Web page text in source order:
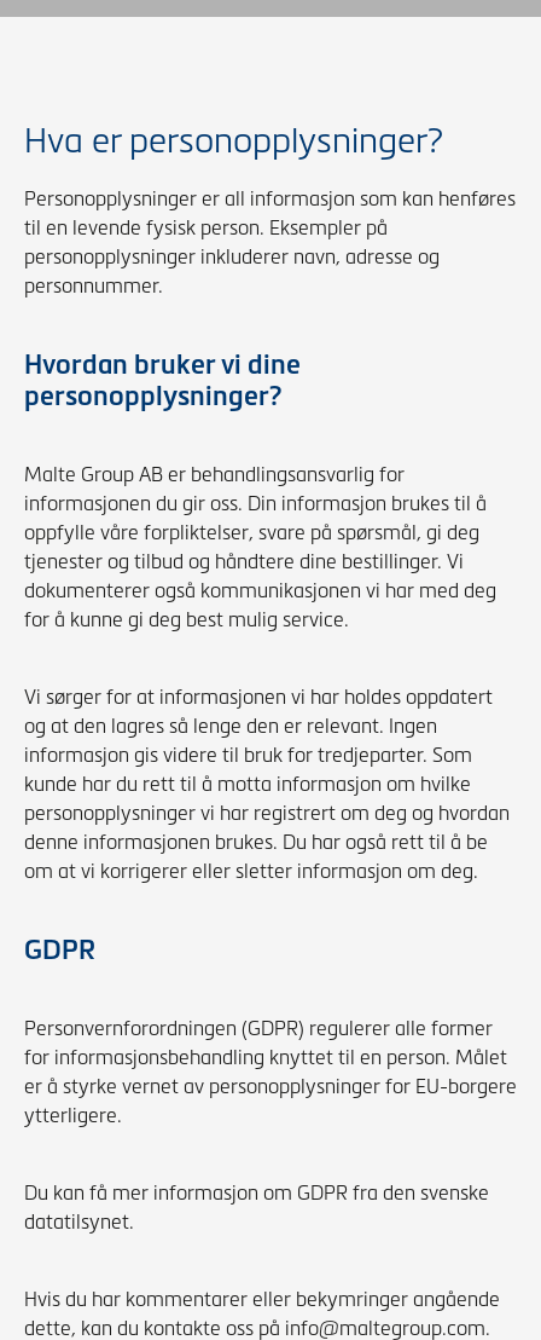
Hva er personopplysninger?
Personopplysninger er all informasjon som kan henføres
til en levende fysisk person. Eksempler på
personopplysninger inkluderer navn, adresse og
personnummer.
Hvordan bruker vi dine
personopplysninger?
Malte Group AB er behandlingsansvarlig for
informasjonen du gir oss. Din informasjon brukes til å
oppfylle våre forpliktelser, svare på spørsmål, gi deg
tjenester og tilbud og håndtere dine bestillinger. Vi
dokumenterer også kommunikasjonen vi har med deg
for å kunne gi deg best mulig service.
Vi sørger for at informasjonen vi har holdes oppdatert
og at den lagres så lenge den er relevant. Ingen
informasjon gis videre til bruk for tredjeparter. Som
kunde har du rett til å motta informasjon om hvilke
personopplysninger vi har registrert om deg og hvordan
denne informasjonen brukes. Du har også rett til å be
om at vi korrigerer eller sletter informasjon om deg.
GDPR
Personvernforordningen (GDPR) regulerer alle former
for informasjonsbehandling knyttet til en person. Målet
er å styrke vernet av personopplysninger for EU-borgere
ytterligere.
Du kan få mer informasjon om GDPR fra den svenske
datatilsynet.
Hvis du har kommentarer eller bekymringer angående
dette, kan du kontakte oss på info@maltegroup.com.